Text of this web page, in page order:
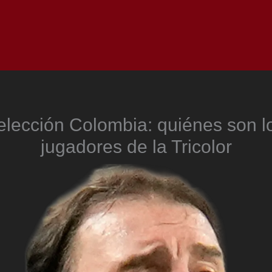
Colombia: quiénes son
jugadores de la Tricolor